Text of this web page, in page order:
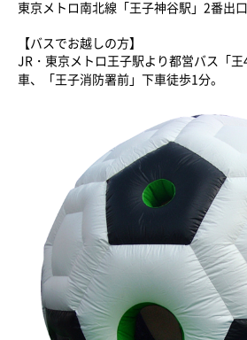
東京メトロ南北線「王子神谷駅」2番出口
【バスでお越しの方】
JR・東京メトロ王子駅より都営バス「
車、「王子消防署前」下車徒歩1分。